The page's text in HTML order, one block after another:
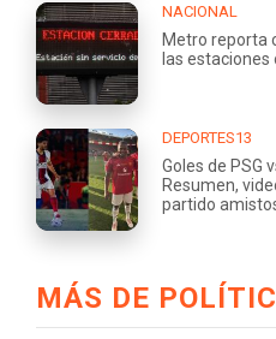
NACIONAL
Metro reporta
las estaciones
DEPORTES13
Goles de PSG
Resumen,
partido
MÁS DE